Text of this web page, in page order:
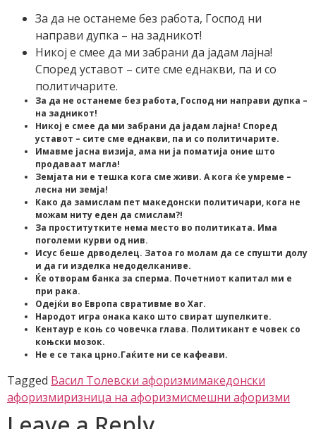
За да не останеме без работа, Господ ни
направи дупка – на задникот!
Никој е смее да ми забрани да јадам лајна!
Според уставот – сите сме еднакви, па и со
политичарите.
За да не останеме без работа, Господ ни направи дупка –
на задникот!
Никој е смее да ми забрани да јадам лајна! Според
уставот – сите сме еднакви, па и со политичарите.
Имавме јасна визија, ама ни ја поматија оние што
продаваат магла!
Земјата ни е тешка кога сме живи. А кога ќе умреме –
лесна ни земја!
Како да замислам пет македонски политичари, кога не
можам ниту еден да смислам?!
За проститутките нема место во политиката. Има
поголеми курви од нив.
Исус беше дрводелец. Затоа го молам да се спушти долу
и да ги изделка недоделканиве.
Ќе отворам банка за сперма. Почетниот капитал ми е
при рака.
Одејќи во Европа свративме во Хаг.
Народот игра онака како што свират шупелките.
Кентаур е коњ со човечка глава. Политикант е човек со
коњски мозок.
Не е се така црно.Гаќите ни се кафеави.
Tagged Васил Толевски афоризмимакедонски
афоризмиризница на афоризмисмешни афоризми